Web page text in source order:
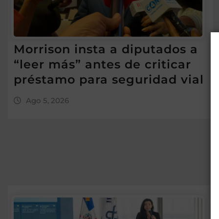
Morrison insta a diputados a
“leer más” antes de criticar
préstamo para seguridad vial
Ago 5, 2026